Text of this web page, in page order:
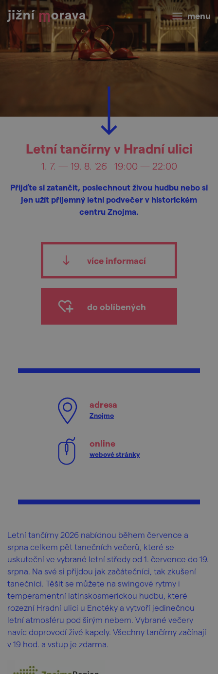
menu
Letní tančírny v Hradní ulici
1. 7. — 19. 8. '26 19:00 — 22:00
Přijďte si zatančit, poslechnout živou hudbu nebo si
jen užít příjemný letní podvečer v historickém
centru Znojma.
více informací
do oblíbených
adresa
Znojmo
online
webové stránky
Letní tančírny 2026 nabídnou během července a
srpna celkem pět tanečních večerů, které se
uskuteční ve vybrané letní středy od 1. července do 19.
srpna. Na své si přijdou jak začátečníci, tak zkušení
tanečníci. Těšit se můžete na swingové rytmy i
temperamentní latinskoamerickou hudbu, které
rozezní Hradní ulici u Enotéky a vytvoří jedinečnou
letní atmosféru pod širým nebem. Vybrané večery
navíc doprovodí živé kapely. Všechny tančírny začínají
v 19 hod. a vstup je zdarma.